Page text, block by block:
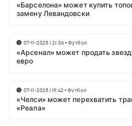
«Барселона» может купить
замену Левандовски
07-11-2025 | 21:36•Футбол
«Арсенал» может продать
евро
07-11-2025 | 19:42 •Футбол
«Челси» может перехватить
«Реала»